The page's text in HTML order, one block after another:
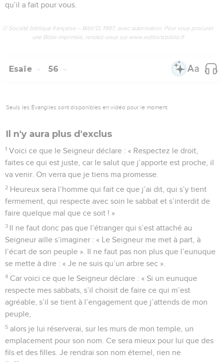
qu’il a fait pour vous.
© Société biblique française – Bibli’O, 1997, avec autorisation. Pour vous procurer
une Bible imprimée, rendez-vous sur www.editionsbiblio.fr
Esaïe 56
Seuls les Évangiles sont disponibles en vidéo pour le moment.
Il n'y aura plus d'exclus
1 Voici ce que le Seigneur déclare : « Respectez le droit,
faites ce qui est juste, car le salut que j’apporte est proche, il
va venir. On verra que je tiens ma promesse.
2 Heureux sera l’homme qui fait ce que j’ai dit, qui s’y tient
fermement, qui respecte avec soin le sabbat et s’interdit de
faire quelque mal que ce soit ! »
3 Il ne faut donc pas que l’étranger qui s’est attaché au
Seigneur aille s’imaginer : « Le Seigneur me met à part, à
l’écart de son peuple ». Il ne faut pas non plus que l’eunuque
se mette à dire : « Je ne suis qu’un arbre sec ».
4 Car voici ce que le Seigneur déclare : « Si un eunuque
respecte mes sabbats, s’il choisit de faire ce qui m’est
agréable, s’il se tient à l’engagement que j’attends de mon
peuple,
5 alors je lui réserverai, sur les murs de mon temple, un
emplacement pour son nom. Ce sera mieux pour lui que des
fils et des filles. Je rendrai son nom éternel, rien ne